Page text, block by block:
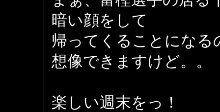
暗い顔をして
帰ってくることになる
想像できますけど。。
楽しい週末をっ！